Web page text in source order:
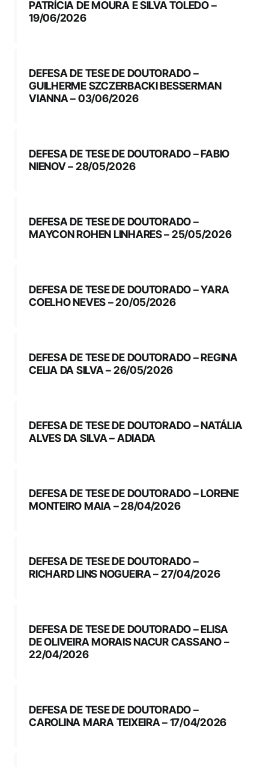
PATRÍCIA DE MOURA E SILVA TOLEDO –
19/06/2026
DEFESA DE TESE DE DOUTORADO –
GUILHERME SZCZERBACKI BESSERMAN
VIANNA – 03/06/2026
DEFESA DE TESE DE DOUTORADO – FABIO
NIENOV – 28/05/2026
DEFESA DE TESE DE DOUTORADO –
MAYCON ROHEN LINHARES – 25/05/2026
DEFESA DE TESE DE DOUTORADO – YARA
COELHO NEVES – 20/05/2026
DEFESA DE TESE DE DOUTORADO – REGINA
CELIA DA SILVA – 26/05/2026
DEFESA DE TESE DE DOUTORADO – NATÁLIA
ALVES DA SILVA – ADIADA
DEFESA DE TESE DE DOUTORADO – LORENE
MONTEIRO MAIA – 28/04/2026
DEFESA DE TESE DE DOUTORADO –
RICHARD LINS NOGUEIRA – 27/04/2026
DEFESA DE TESE DE DOUTORADO – ELISA
DE OLIVEIRA MORAIS NACUR CASSANO –
22/04/2026
DEFESA DE TESE DE DOUTORADO –
CAROLINA MARA TEIXEIRA – 17/04/2026